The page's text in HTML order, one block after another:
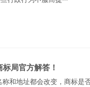
局官方解答！
和地址都会改变，商标是